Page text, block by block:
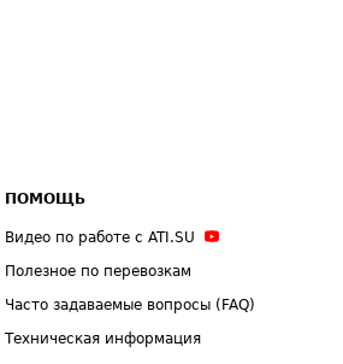
ПОМОЩЬ
Видео по работе с ATI.SU
Полезное по перевозкам
Часто задаваемые вопросы (FAQ)
Техническая информация